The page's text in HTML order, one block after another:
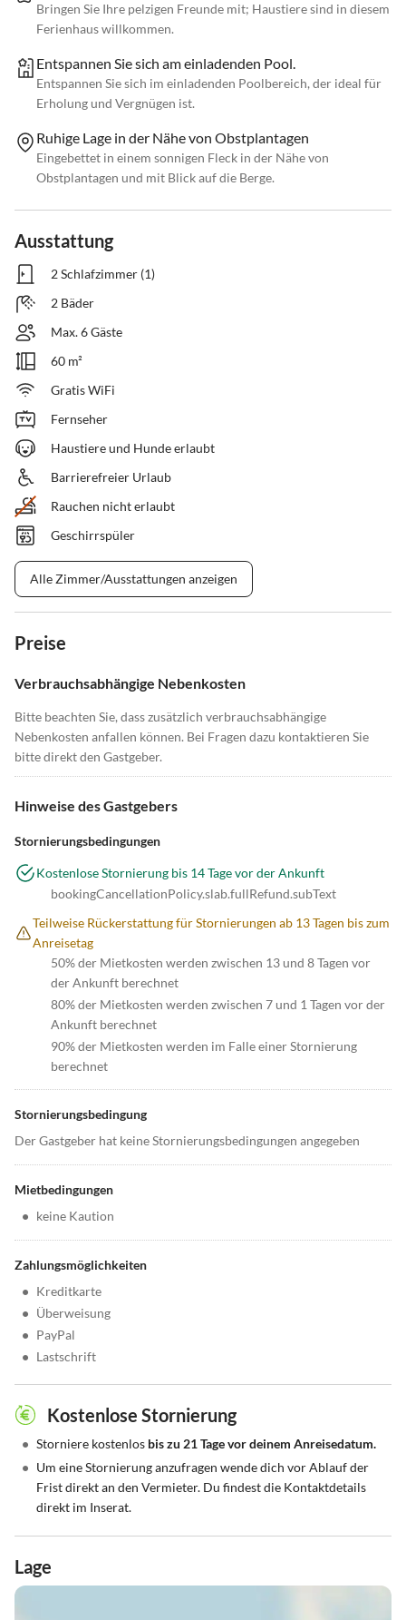
Bringen Sie Ihre pelzigen Freunde mit; Haustiere sind in diesem
Ferienhaus willkommen.
Entspannen Sie sich am einladenden Pool.
Entspannen Sie sich im einladenden Poolbereich, der ideal für
Erholung und Vergnügen ist.
Ruhige Lage in der Nähe von Obstplantagen
Eingebettet in einem sonnigen Fleck in der Nähe von
Obstplantagen und mit Blick auf die Berge.
Ausstattung
2 Schlafzimmer (1)
2 Bäder
Max. 6 Gäste
60 m²
Gratis WiFi
Fernseher
Haustiere und Hunde erlaubt
Barrierefreier Urlaub
Rauchen nicht erlaubt
Geschirrspüler
Alle Zimmer/Ausstattungen anzeigen
Preise
Verbrauchsabhängige Nebenkosten
Bitte beachten Sie, dass zusätzlich verbrauchsabhängige
Nebenkosten anfallen können. Bei Fragen dazu kontaktieren Sie
bitte direkt den Gastgeber.
Hinweise des Gastgebers
Stornierungsbedingungen
Kostenlose Stornierung bis 14 Tage vor der Ankunft
bookingCancellationPolicy.slab.fullRefund.subText
Teilweise Rückerstattung für Stornierungen ab 13 Tagen bis zum
Anreisetag
50% der Mietkosten werden zwischen 13 und 8 Tagen vor
der Ankunft berechnet
80% der Mietkosten werden zwischen 7 und 1 Tagen vor der
Ankunft berechnet
90% der Mietkosten werden im Falle einer Stornierung
berechnet
Stornierungsbedingung
Der Gastgeber hat keine Stornierungsbedingungen angegeben
Mietbedingungen
• keine Kaution
Zahlungsmöglichkeiten
• Kreditkarte
• Überweisung
• PayPal
• Lastschrift
Kostenlose Stornierung
• Storniere kostenlos bis zu 21 Tage vor deinem Anreisedatum.
• Um eine Stornierung anzufragen wende dich vor Ablauf der
Frist direkt an den Vermieter. Du findest die Kontaktdetails
direkt im Inserat.
Lage